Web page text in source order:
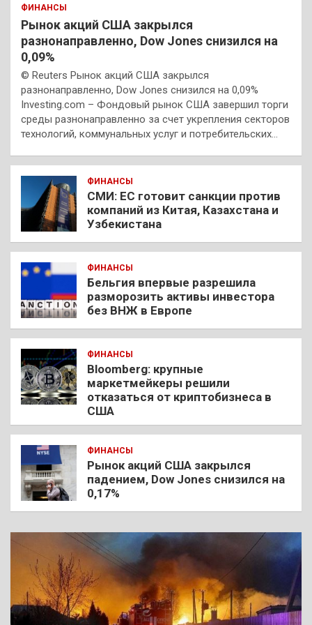
ФИНАНСЫ
Рынок акций США закрылся
разнонаправленно, Dow Jones снизился на
0,09%
© Reuters Рынок акций США закрылся
разнонаправленно, Dow Jones снизился на 0,09%
Investing.com – Фондовый рынок США завершил торги
среды разнонаправленно за счет укрепления секторов
технологий, коммунальных услуг и потребительских…
ФИНАНСЫ
СМИ: ЕС готовит санкции против
компаний из Китая, Казахстана и
Узбекистана
ФИНАНСЫ
Бельгия впервые разрешила
разморозить активы инвестора
без ВНЖ в Европе
ФИНАНСЫ
Bloomberg: крупные
маркетмейкеры решили
отказаться от криптобизнеса в
США
ФИНАНСЫ
Рынок акций США закрылся
падением, Dow Jones снизился на
0,17%